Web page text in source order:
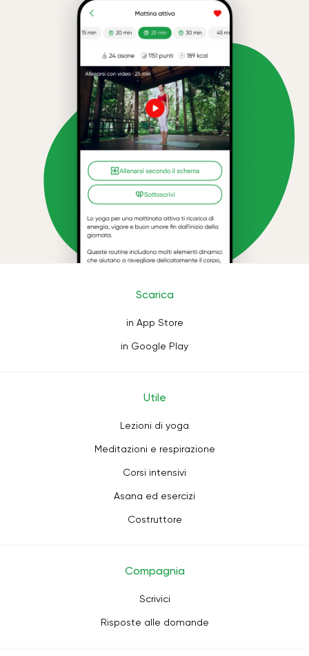
Scarica
in App Store
in Google Play
Utile
Lezioni di yoga
Meditazioni e respirazione
Corsi intensivi
Asana ed esercizi
Costruttore
Compagnia
Scrivici
Risposte alle domande